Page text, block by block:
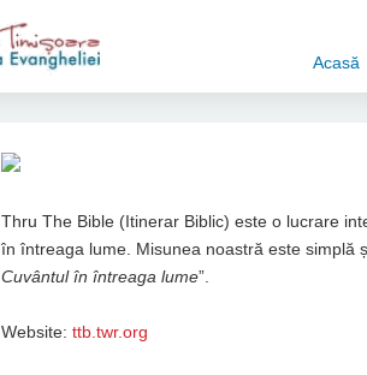
Acasă
Thru The Bible (Itinerar Biblic) este o lucrare
în întreaga lume. Misunea noastră este simplă
Cuvântul în întreaga lume”.
Website:ttb.twr.org